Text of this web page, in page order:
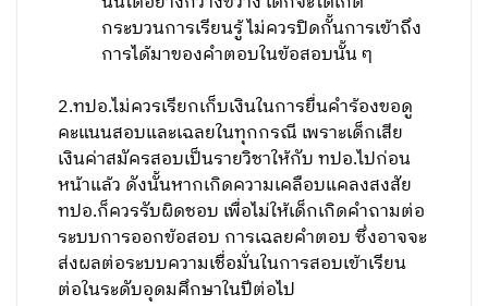
กระบวนการเรียนรู้ ไม่ควรปิดกั้นการเข้าถึง
การได้มาของคำตอบในข้อสอบนั้น ๆ
2.ทปอ.ไม่ควรเรียกเก็บเงินในการยื่นคำร้องขอดู
คะแนนสอบและเฉลยในทุกกรณี เพราะเด็กเสีย
เงินค่าสมัครสอบเป็นรายวิชาให้กับ ทปอ.ไปก่อน
หน้าแล้ว ดังนั้นหากเกิดความเคลือบแคลงสงสัย
ทปอ.ก็ควรรับผิดชอบ เพื่อไม่ให้เด็กเกิดคำถามต่อ
ระบบการออกข้อสอบ การเฉลยคำตอบ ซึ่งอาจจะ
ส่งผลต่อระบบความเชื่อมั่นในการสอบเข้าเรียน
ต่อในระดับอุดมศึกษาในปีต่อไป